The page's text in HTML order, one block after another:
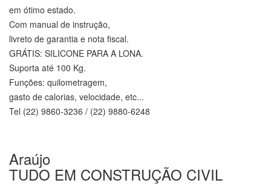
em ótimo estado.
Com manual de instrução,
livreto de garantia e nota fiscal.
GRÁTIS: SILICONE PARA A LONA.
Suporta até 100 Kg.
Funções: quilometragem,
gasto de calorias, velocidade, etc...
Tel (22) 9860-3236 / (22) 9880-6248
Araújo
TUDO EM CONSTRUÇÃO CIVIL